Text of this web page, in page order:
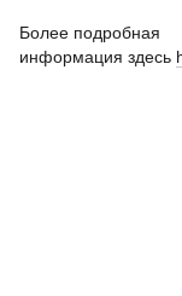
Более подробная
информация здесь